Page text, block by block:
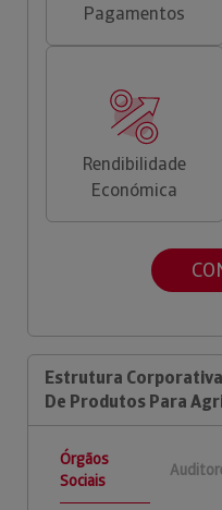
Pagamentos
Rendibilidade
Económica
Estrutura Corporativa
De Produtos Para
Órgãos
Sociais